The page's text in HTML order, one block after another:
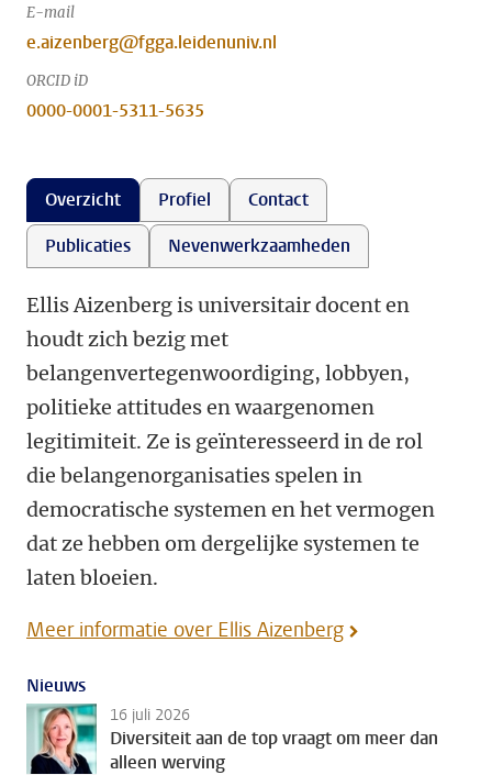
E-mail
e.aizenberg@fgga.leidenuniv.nl
ORCID iD
0000-0001-5311-5635
Overzicht Profiel
Contact
Publicaties
Nevenwerkzaamheden
Ellis Aizenberg is universitair docent en
houdt zich bezig met
belangenvertegenwoordiging, lobbyen,
politieke attitudes en waargenomen
legitimiteit. Ze is geïnteresseerd in de rol
die belangenorganisaties spelen in
democratische systemen en het vermogen
dat ze hebben om dergelijke systemen te
laten bloeien.
Meer informatie over Ellis Aizenberg
Nieuws
16 juli 2026
Diversiteit aan de top vraagt om meer dan
alleen werving